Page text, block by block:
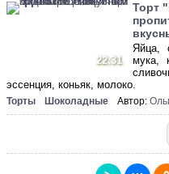
22:31
Торт
Яйца,
мука,
эссенция, коньяк, молоко.
Торты Шоколадные Автор: